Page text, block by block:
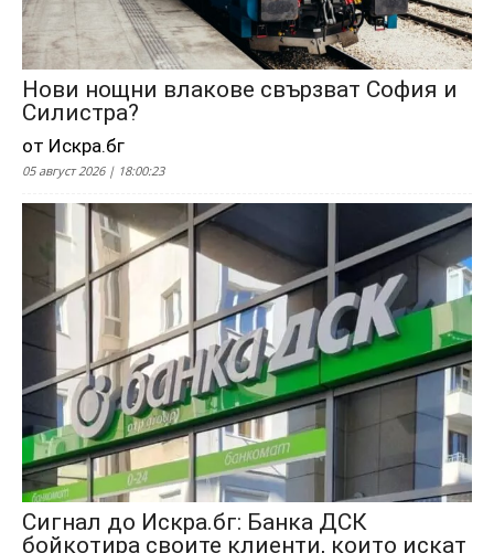
Нови нощни влакове свързват София и
Силистра?
от Искра.бг
05 август 2026 | 18:00:23
Сигнал до Искра.бг: Банка ДСК
бойкотира своите клиенти, които искат